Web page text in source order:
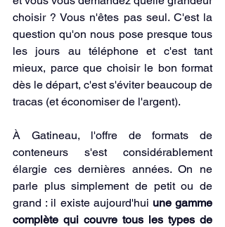
choisir ? Vous n'êtes pas seul. C'est la
question qu'on nous pose presque tous
les jours au téléphone et c'est tant
mieux, parce que choisir le bon format
dès le départ, c'est s'éviter beaucoup de
tracas (et économiser de l'argent).
À Gatineau, l'offre de formats de
conteneurs s'est considérablement
élargie ces dernières années. On ne
parle plus simplement de petit ou de
grand : il existe aujourd'hui une gamme
complète qui couvre tous les types de